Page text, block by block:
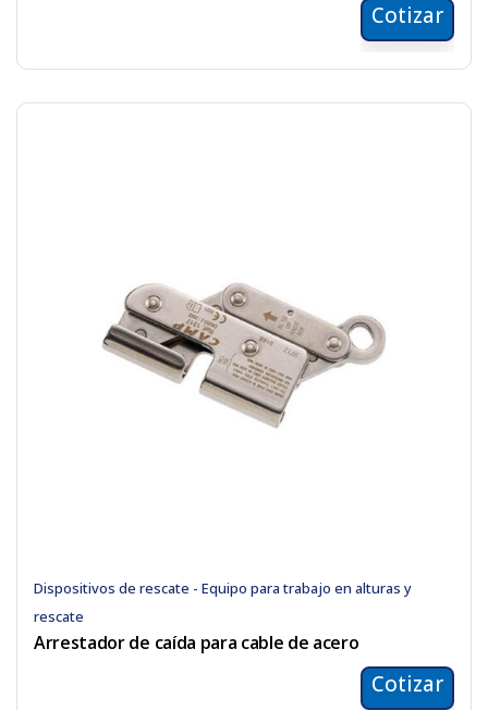
Cotizar
Dispositivos de rescate - Equipo para trabajo en alturas y
rescate
Arrestador de caída para cable de acero
Cotizar